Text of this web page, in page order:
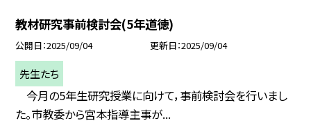
教材研究事前検討会(5年道徳)
公開日 2025/09/04 更新日 2025/09/04
先生たち
今月の5年生研究授業に向けて，事前検討会を行いまし
た。市教委から宮本指導主事が...